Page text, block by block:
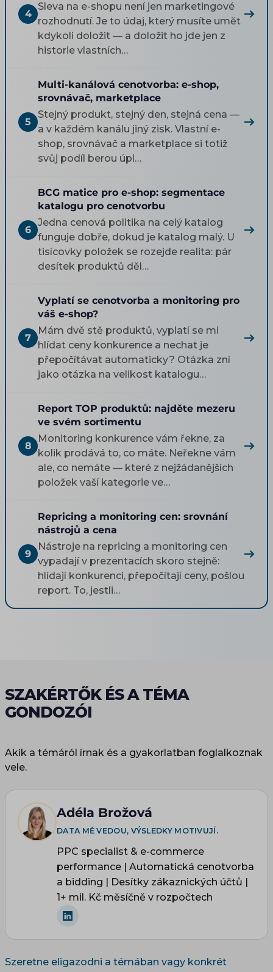
4
Sleva na e-shopu není jen marketingové
rozhodnutí. Je to údaj, který musíte umět
kdykoli doložit — a doložit ho jde jen z
historie vlastních…
5
Multi-kanálová cenotvorba: e-shop,
srovnávač, marketplace
Stejný produkt, stejný den, stejná cena —
a v každém kanálu jiný zisk. Vlastní e-
shop, srovnávač a marketplace si totiž
svůj podíl berou úpl…
6
BCG matice pro e-shop: segmentace
katalogu pro cenotvorbu
Jedna cenová politika na celý katalog
funguje dobře, dokud je katalog malý. U
tisícovky položek se rozejde realita: pár
desítek produktů děl…
7
Vyplatí se cenotvorba a monitoring pro
váš e-shop?
Mám dvě stě produktů, vyplatí se mi
hlídat ceny konkurence a nechat je
přepočítávat automaticky? Otázka zní
jako otázka na velikost katalogu…
8
Report TOP produktů: najděte mezeru
ve svém sortimentu
Monitoring konkurence vám řekne, za
kolik prodává to, co máte. Neřekne vám
ale, co nemáte — které z nejžádanějších
položek vaší kategorie ve…
9
Repricing a monitoring cen: srovnání
nástrojů a cena
Nástroje na repricing a monitoring cen
vypadají v prezentacích skoro stejně:
hlídají konkurenci, přepočítají ceny, pošlou
report. To, jestli…
SZAKÉRTŐK ÉS A TÉMA
GONDOZÓI
Akik a témáról írnak és a gyakorlatban foglalkoznak
vele.
Adéla Brožová
DATA MĚ VEDOU, VÝSLEDKY MOTIVUJÍ.
PPC specialist & e-commerce
performance | Automatická cenotvorba
a bidding | Desítky zákaznických účtů |
1+ mil. Kč měsíčně v rozpočtech
Szeretne eligazodni a témában vagy konkrét